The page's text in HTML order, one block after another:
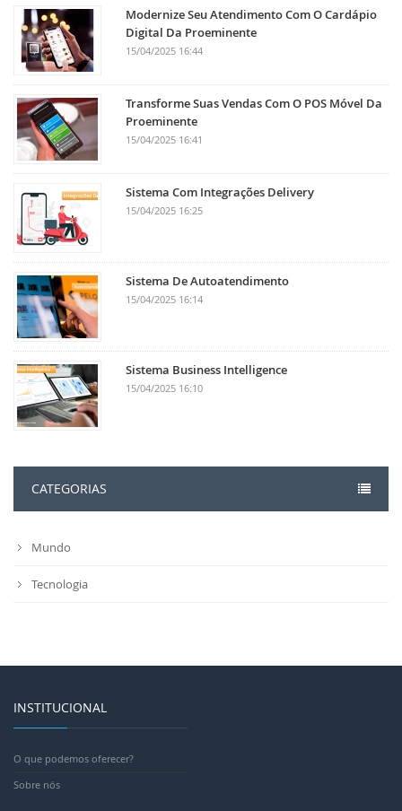
Modernize Seu Atendimento Com O Cardápio
Digital Da Proeminente
15/04/2025 16:44
Transforme Suas Vendas Com O POS Móvel Da
Proeminente
15/04/2025 16:41
Sistema Com Integrações Delivery
15/04/2025 16:25
Sistema De Autoatendimento
15/04/2025 16:14
Sistema Business Intelligence
15/04/2025 16:10
CATEGORIAS
Mundo
Tecnologia
INSTITUCIONAL
O que podemos oferecer?
Sobre nós